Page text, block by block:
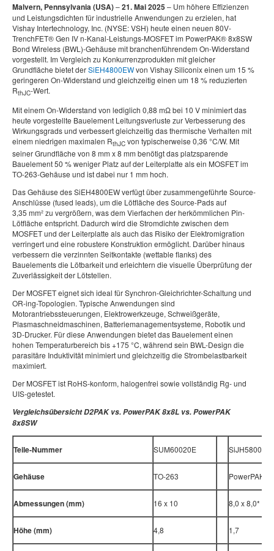
Malvern, Pennsylvania (USA)–21. Mai 2025– Um höhere Effizienzen
und Leistungsdichten für industrielle Anwendungen zu erzielen, hat
Vishay Intertechnology, Inc. (NYSE: VSH) heute einen neuen 80V-
TrenchFET® Gen IV n-Kanal-Leistungs-MOSFET im PowerPAK® 8x8SW
Bond Wireless (BWL)-Gehäuse mit branchenführendem On-Widerstand
vorgestellt. Im Vergleich zu Konkurrenzprodukten mit gleicher
Grundfläche bietet derSiEH4800EWvon Vishay Siliconix einen um 15 %
geringeren On-Widerstand und gleichzeitig einen um 18 % reduzierten
RthJC-Wert.
Mit einem On-Widerstand von lediglich 0,88 mΩ bei 10 V minimiert das
heute vorgestellte Bauelement Leitungsverluste zur Verbesserung des
Wirkungsgrads und verbessert gleichzeitig das thermische Verhalten mit
einem niedrigen maximalen RthJC von typischerweise 0,36 °C/W. Mit
seiner Grundfläche von 8 mm x 8 mm benötigt das platzsparende
Bauelement 50 % weniger Platz auf der Leiterplatte als ein MOSFET im
TO-263-Gehäuse und ist dabei nur 1 mm hoch.
Das Gehäuse des SiEH4800EW verfügt über zusammengeführte Source-
Anschlüsse (fused leads), um die Lötfläche des Source-Pads auf
3,35 mm² zu vergrößern, was dem Vierfachen der herkömmlichen Pin-
Lötfläche entspricht. Dadurch wird die Stromdichte zwischen dem
MOSFET und der Leiterplatte als auch das Risiko der Elektromigration
verringert und eine robustere Konstruktion ermöglicht. Darüber hinaus
verbessern die verzinnten Seitkontakte (wettable flanks) des
Bauelements die Lötbarkeit und erleichtern die visuelle Überprüfung der
Zuverlässigkeit der Lötstellen.
Der MOSFET eignet sich ideal für Synchron-Gleichrichter-Schaltung und
OR-ing-Topologien. Typische Anwendungen sind
Motorantriebssteuerungen, Elektrowerkzeuge, Schweißgeräte,
Plasmaschneidmaschinen, Batteriemanagementsysteme, Robotik und
3D-Drucker. Für diese Anwendungen bietet das Bauelement einen
hohen Temperaturbereich bis +175 °C, während sein BWL-Design die
parasitäre Induktivität minimiert und gleichzeitig die Strombelastbarkeit
maximiert.
Der MOSFET ist RoHS-konform, halogenfrei sowie vollständig Rg- und
UIS-getestet.
Vergleichsübersicht D2PAK vs. PowerPAK 8x8L vs. PowerPAK
8x8SW
Teile-Nummer SUM60020E SiJH5800E
Gehäuse TO-263 PowerPAK
Abmessungen (mm) 16 x 10 8,0 x 8,0*
Höhe (mm) 4,8 1,7